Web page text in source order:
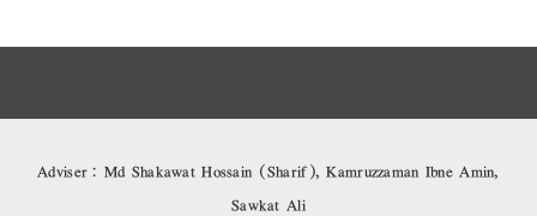
Adviser: Md Shakawat Hossain (Sharif), Kamruzzaman Ibne Amin,
Sawkat Ali